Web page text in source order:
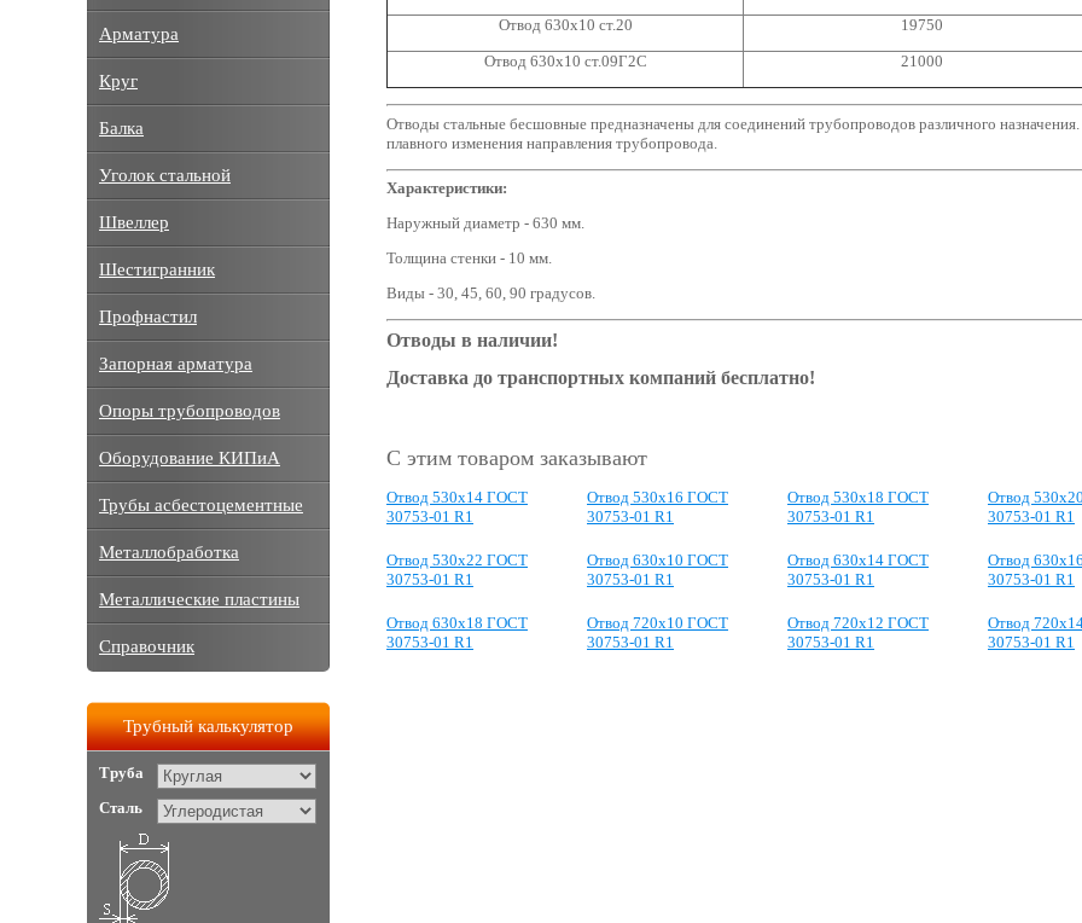
Отвод 630х10 ст.20
19750
Отвод 630х10 ст.09Г2С
21000
Отводы стальные бесшовные предназначены для соединений трубопроводов различного
плавного изменения направления трубопровода.
Характеристики:
Наружный диаметр - 630 мм.
Толщина стенки - 10 мм.
Виды - 30, 45, 60, 90 градусов.
Отводы в наличии!
Доставка до транспортных компаний бесплатно!
С этим товаром заказывают
Отвод 530x14 ГОСТ
30753-01 R1
Отвод 530x16 ГОСТ
30753-01 R1
Отвод 530x18 ГОСТ
30753-01 R1
Отвод
30753-01 R1
Отвод 530x22 ГОСТ
30753-01 R1
Отвод 630х10 ГОСТ
30753-01 R1
Отвод 630x14 ГОСТ
30753-01 R1
Отвод
30753-01 R1
Отвод 630x18 ГОСТ
30753-01 R1
Отвод 720х10 ГОСТ
30753-01 R1
Отвод 720х12 ГОСТ
30753-01 R1
Отвод
30753-01 R1
Арматура
Круг
Балка
Уголок стальной
Швеллер
Шестигранник
Профнастил
Запорная арматура
Опоры трубопроводов
Оборудование КИПиА
Трубы асбестоцементные
Металлобработка
Металлические пластины
Справочник
Трубный калькулятор
Труба
Сталь